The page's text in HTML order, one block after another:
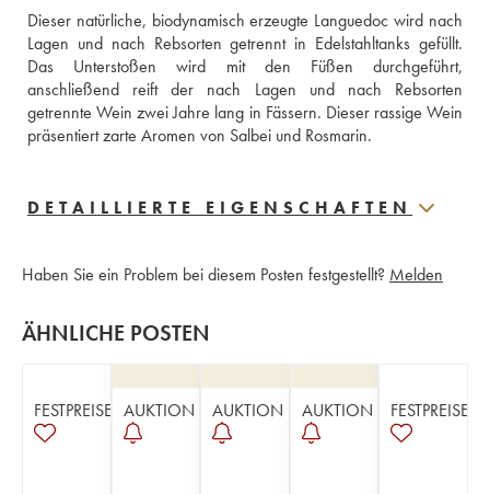
Dieser natürliche, biodynamisch erzeugte Languedoc wird nach
Lagen und nach Rebsorten getrennt in Edelstahltanks gefüllt.
Das Unterstoßen wird mit den Füßen durchgeführt,
anschließend reift der nach Lagen und nach Rebsorten
getrennte Wein zwei Jahre lang in Fässern. Dieser rassige Wein
präsentiert zarte Aromen von Salbei und Rosmarin.
DETAILLIERTE EIGENSCHAFTEN
Haben Sie ein Problem bei diesem Posten festgestellt? Melden
ÄHNLICHE POSTEN
FESTPREISE AUKTION AUKTION AUKTION FESTPREISE